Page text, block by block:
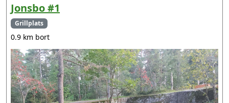
Jonsbo #1
Grillplats
0.9 km bort